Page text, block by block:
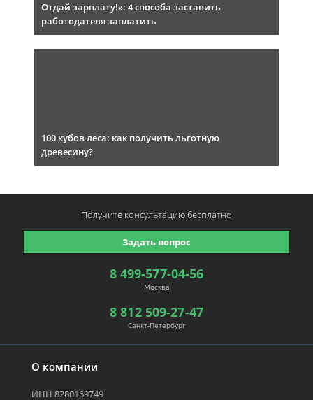
Отдай зарплату!»: 4 способа заставить
работодателя заплатить
100 кубов леса: как получить льготную
древесину?
О компании
ИНН 8280169749
8 499-577-04-56
Москва
8 812 509-27-47
Санкт-Петербург
Задать вопрос
Получите консультациюбесплатно